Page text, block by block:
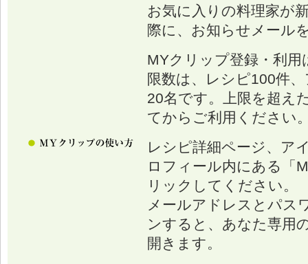
お気に入りの料理家が
際に、お知らせメール
MYクリップ登録・利
限数は、レシピ100件
20名です。上限を超え
てからご利用ください
レシピ詳細ページ、ア
ロフィール内にある「
リックしてください。
メールアドレスとパス
ンすると、あなた専用
開きます。